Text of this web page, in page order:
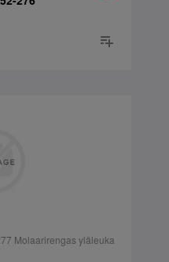
Molaarirengas yläleuka